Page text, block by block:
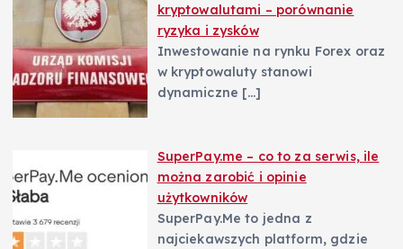
s
u
kryptowalutami – porównanie
ryzyka i zysków
Inwestowanie na rynku Forex oraz
w kryptowaluty stanowi
dynamiczne […]
SuperPay.me – co to za serwis, ile
można zarobić i opinie
użytkowników
SuperPay.Me to jedna z
najciekawszych platform, gdzie